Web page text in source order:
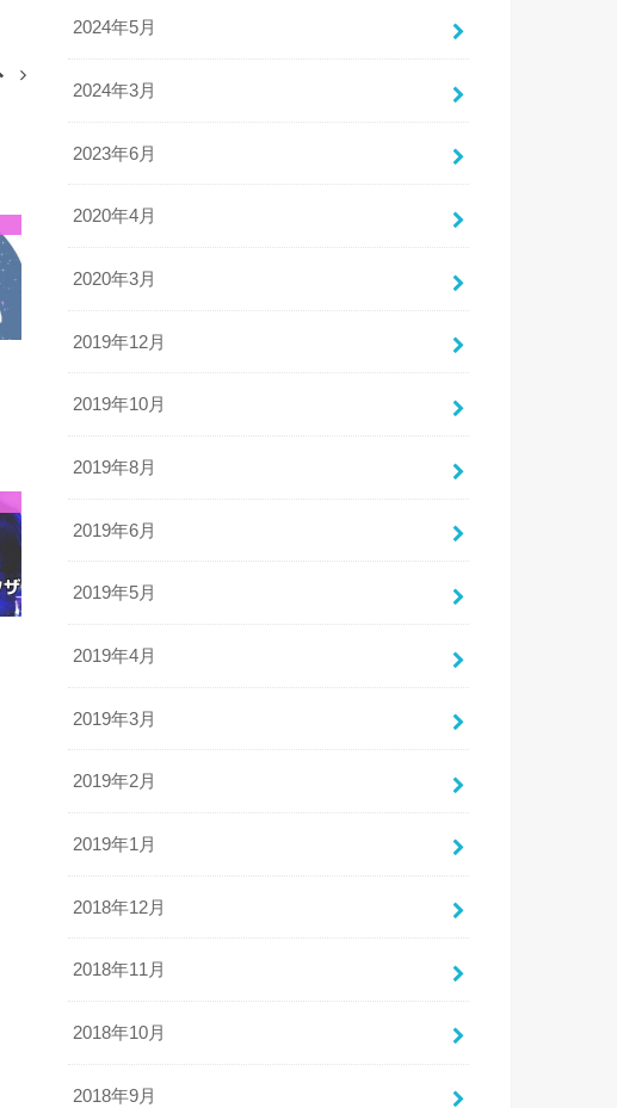
2024年5月
2024年3月
2023年6月
2020年4月
2020年3月
2019年12月
2019年10月
2019年8月
2019年6月
2019年5月
2019年4月
2019年3月
2019年2月
2019年1月
2018年12月
2018年11月
2018年10月
2018年9月